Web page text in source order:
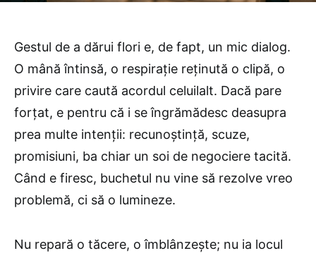
Gestul de a dărui flori e, de fapt, un mic dialog.
O mână întinsă, o respirație reținută o clipă, o
privire care caută acordul celuilalt. Dacă pare
forțat, e pentru că i se îngrămădesc deasupra
prea multe intenții: recunoștință, scuze,
promisiuni, ba chiar un soi de negociere tacită.
Când e firesc, buchetul nu vine să rezolve vreo
problemă, ci să o lumineze.
Nu repară o tăcere, o îmblânzește; nu ia locul